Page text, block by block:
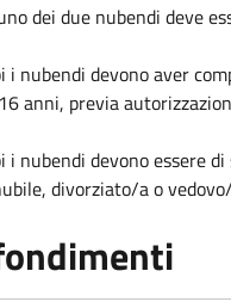
dei due nubendi deve
i nubendi devono aver
anni, previa
i nubendi devono essere
divorziato/a o